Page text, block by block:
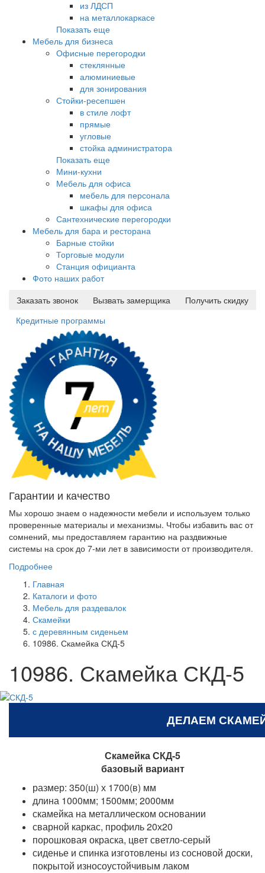
из ЛДСП
на металлокаркасе
Показать еще
Мебель для бизнеса
Офисные перегородки
стеклянные
алюминиевые
для зонирования
Стойки-ресепшен
в стиле лофт
прямые
угловые
стойка администратора
Показать еще
Мини-кухни
Мебель для офиса
мебель для персонала
шкафы для офиса
Сантехнические перегородки
Мебель для бара и ресторана
Барные стойки
Торговые модули
Станция официанта
Фото наших работ
Заказать звонок
Вызвать замерщика
Получить скидку
Кредитные программы
Гарантии и качество
Мы хорошо знаем о надежности мебели и используем только
проверенные материалы и механизмы. Чтобы избавить вас от
сомнений, мы предоставляем гарантию на раздвижные
системы на срок до 7-ми лет в зависимости от производителя.
Подробнее
Главная
Каталоги и фото
Мебель для раздевалок
Скамейки
с деревянным сиденьем
10986. Скамейка СКД-5
10986. Скамейка СКД-5
ДЕЛАЕМ
Скамейка СКД-5
базовый вариант
размер: 350(ш) х 1700(в) мм
длина 1000мм; 1500мм; 2000мм
скамейка на металлическом основании
сварной каркас, профиль 20х20
порошковая окраска, цвет светло-серый
сиденье и спинка изготовлены из сосновой доски,
покрытой износоустойчивым лаком